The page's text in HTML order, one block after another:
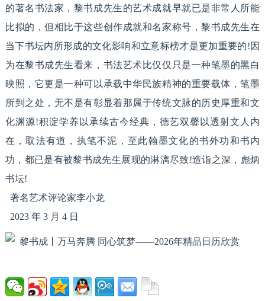
的著名书法家，黎书成先生的艺术成就早就已是非常人所能
比拟的，但相比于这些创作成就和名家称号，黎书成先生在
当下书坛内所形成的文化影响和立意标榜才是更加重要的!因
为在黎书成先生看来，书法艺术比仅仅只是一种笔墨的黑白
映照，它更是一种可以承载中华民族精神的重要载体，笔墨
所到之处，无不是有彰显着那属于传统文脉的历史厚重和文
化渊源!积淀学养以承续古今经典，德艺双馨以透射文人内
在，取法有道，执笔不泥，至此翰墨文化的书外功和书内
功，都已是有被黎书成先生展现的淋漓尽致!造诣之深，彪炳
书坛!
著名艺术评论家李小龙
2023 年 3 月 4 日